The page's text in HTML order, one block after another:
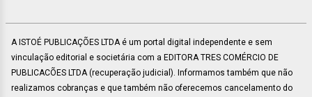
A ISTOÉ PUBLICAÇÕES LTDA é um portal digital independente e sem
vinculação editorial e societária com a EDITORA TRES COMÉRCIO DE
PUBLICACÕES LTDA (recuperação judicial). Informamos também que não
realizamos cobranças e que também não oferecemos cancelamento do